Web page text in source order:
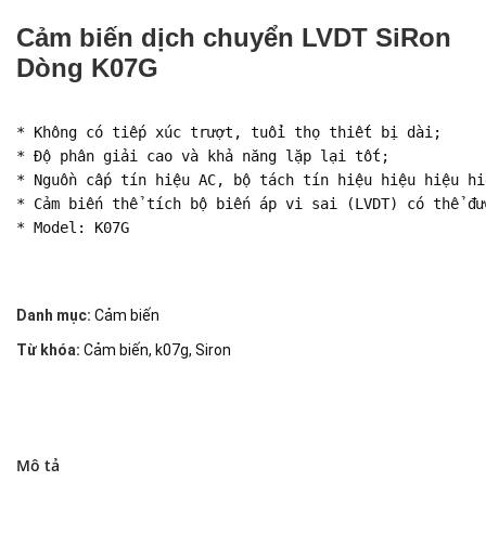
Cảm biến dịch chuyển LVDT SiRon
Dòng K07G
* Không có tiếp xúc trượt, tuổi thọ thiết bị dài;
* Độ phân giải cao và khả năng lặp lại tốt;
* Nguồn cấp tín hiệu AC, bộ tách tín hiệu hiệu hiệu
* Cảm biến thể tích bộ biến áp vi sai (LVDT) có thể
* Model: K07G
Danh mục: Cảm biến
Từ khóa: Cảm biến, k07g, Siron
Mô tả